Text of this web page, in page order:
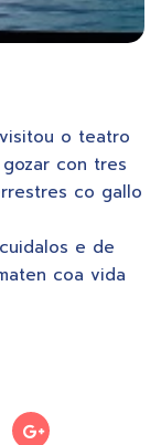
o teatro
con tres
co gallo
e de
coa vida